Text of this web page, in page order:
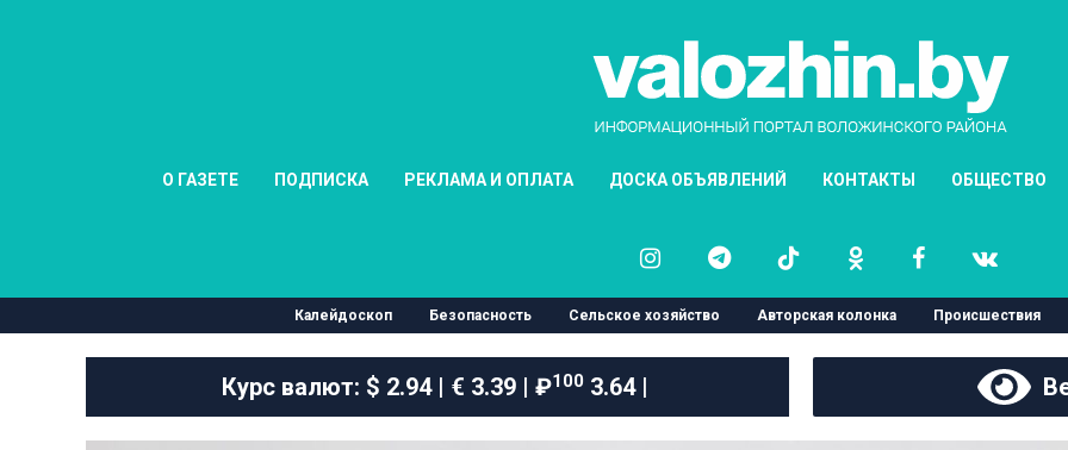
О ГАЗЕТЕ ПОДПИСКА РЕКЛАМА И ОПЛАТА ДОСКА ОБЪЯВЛЕНИЙ КОНТАКТЫ ОБЩЕСТВО
Калейдоскоп Безопасность Сельское хозяйство Авторская колонка Происшествия
Курс валют: $ 2.94 | € 3.39 | ₽1003.64 |